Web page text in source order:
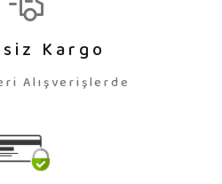
Kargo
Alışverişlerde